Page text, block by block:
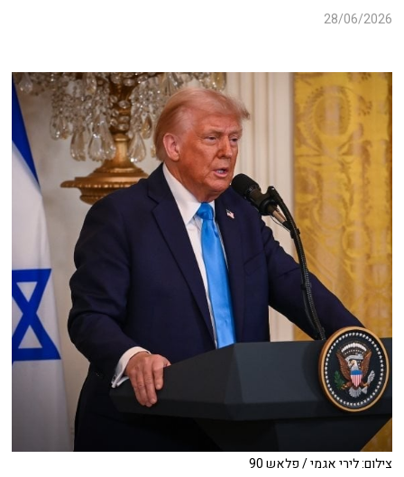
28/06/2026
צילום: לירי אגמי / פלאש 90